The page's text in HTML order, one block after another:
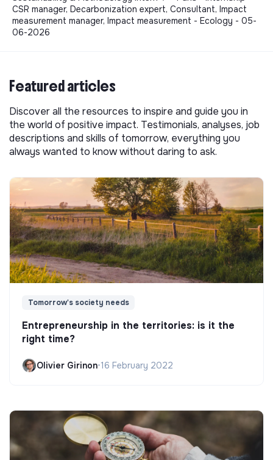
CSR manager, Decarbonization expert, Consultant, Impact
measurement manager, Impact measurement - Ecology - 05-
06-2026
Featured articles
Discover all the resources to inspire and guide you in
the world of positive impact. Testimonials, analyses, job
descriptions and skills of tomorrow, everything you
always wanted to know without daring to ask.
Tomorrow's society needs
Entrepreneurship in the territories: is it the
right time?
Olivier Girinon•16 February 2022